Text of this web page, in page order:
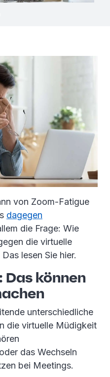
von Zoom-Fatigue
dagegen
die Frage: Wie
die virtuelle
lesen Sie hier.
können
unterschiedliche
die virtuelle Müdigkeit
das Wechseln
bei Meetings.